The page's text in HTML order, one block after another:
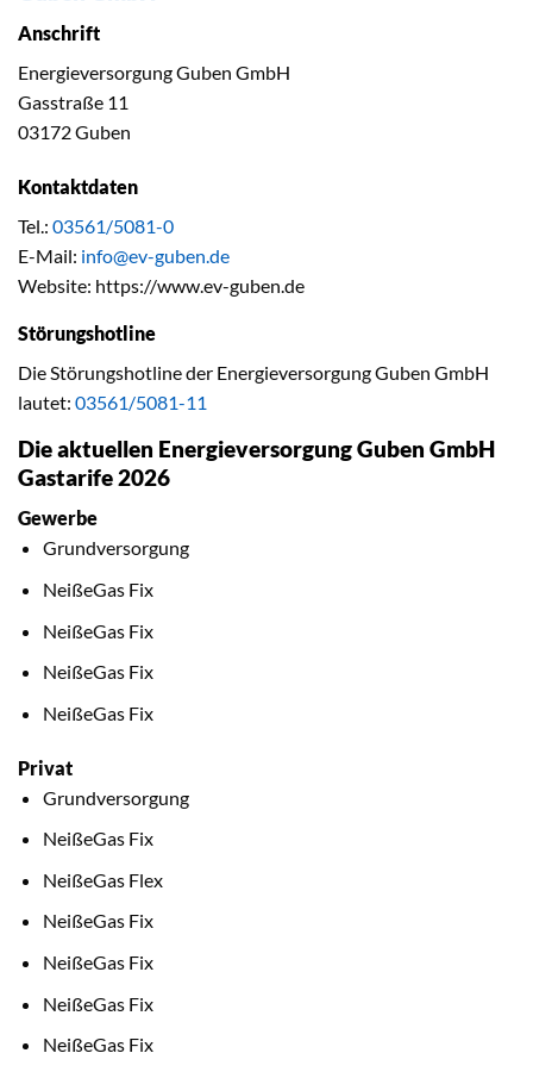
Anschrift
Energieversorgung Guben GmbH
Gasstraße 11
03172 Guben
Kontaktdaten
Tel.: 03561/5081-0
E-Mail: info@ev-guben.de
Website: https://www.ev-guben.de
Störungshotline
Die Störungshotline der Energieversorgung Guben GmbH
lautet: 03561/5081-11
Die aktuellen Energieversorgung Guben GmbH
Gastarife 2026
Gewerbe
Grundversorgung
NeißeGas Fix
NeißeGas Fix
NeißeGas Fix
NeißeGas Fix
Privat
Grundversorgung
NeißeGas Fix
NeißeGas Flex
NeißeGas Fix
NeißeGas Fix
NeißeGas Fix
NeißeGas Fix